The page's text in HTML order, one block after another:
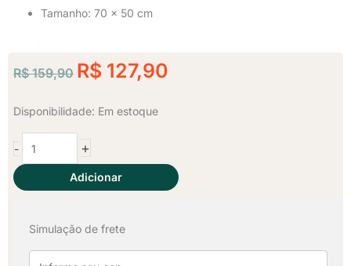
de
Tamanho: 70 x 50 cm
R$159,90
O
original
era:
R$ 159,90.
R$ 127,90
Disponibilidade: Em estoque
-
10
Fronha
Avulsa
100%
Marrom
+
Adicionar
Simulação de frete